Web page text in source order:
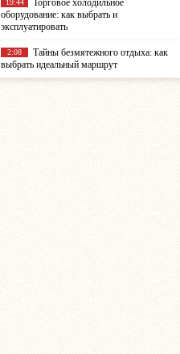
19:44
Торговое холодильное
оборудование: как выбрать и
эксплуатировать
2:08
Тайны безмятежного отдыха: как
выбрать идеальный маршрут